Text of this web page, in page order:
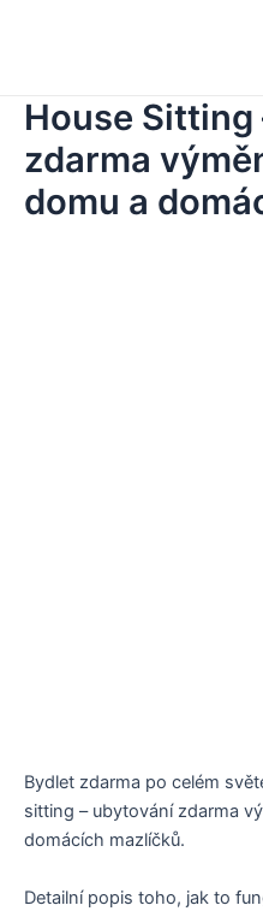
House
zdarma
domu a
Bydlet zdarma po celém
sitting – ubytování zdarma
domácích mazlíčků.
Detailní popis toho, jak to